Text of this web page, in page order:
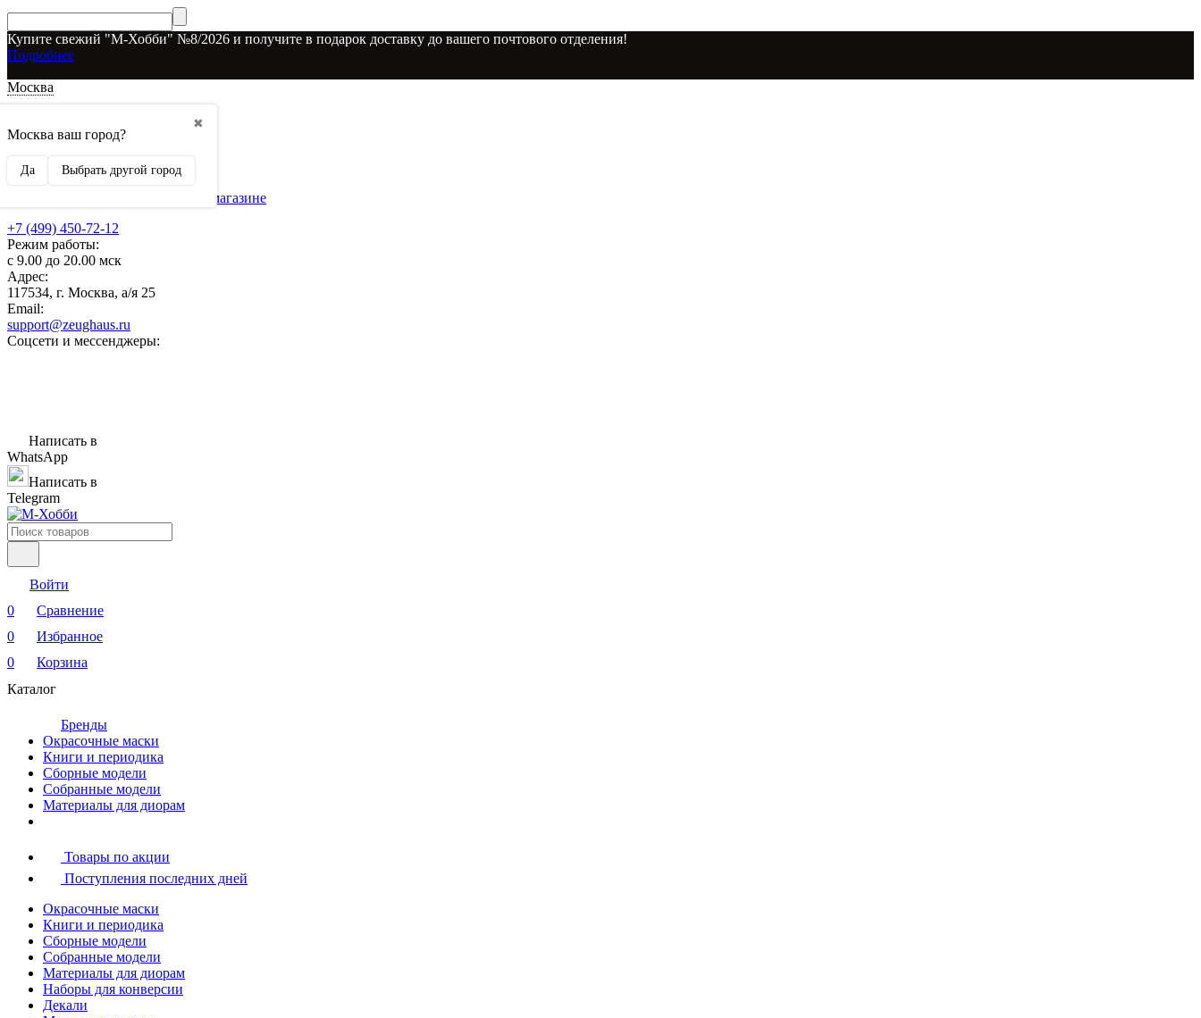
Купите свежий "М-Хобби" №8/2026 и получите в подарок доставку до вашего почтового отделения!
Подробнее
Москва
✖
Москва ваш город?
Да Выбрать другой город
О наших скидках
Рекламодателям
Бренды, представленные в магазине
+7 (499) 450-72-12
Режим работы:
с 9.00 до 20.00 мск
Адрес:
117534, г. Москва, а/я 25
Email:
support@zeughaus.ru
Соцсети и мессенджеры:
Написать в
WhatsApp
Написать в
Telegram
Войти
0
Сравнение
0
Избранное
0
Корзина
Каталог
Бренды
Окрасочные маски
Книги и периодика
Сборные модели
Собранные модели
Материалы для диорам
Товары по акции
Поступления последних дней
Окрасочные маски
Книги и периодика
Сборные модели
Собранные модели
Материалы для диорам
Наборы для конверсии
Декали